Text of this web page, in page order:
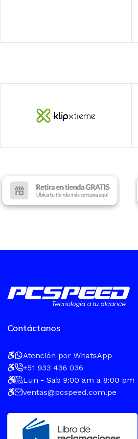
Contáctanos
Atención por WhatsApp
+51 933 436 036
Lun - Sab 9:00 am a 8:00 pm
ventas@pcspeed.com.pe